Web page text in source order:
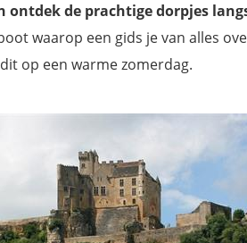
ontdek de prachtige dorpjes
waarop een gids je van alles
op een warme zomerdag.